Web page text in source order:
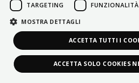
TARGETING FUNZIONALITÀ
MOSTRA DETTAGLI
ACCETTA TUTTI I
ACCETTA SOLO COOKIES